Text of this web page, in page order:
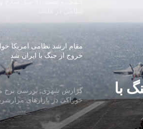
با
مقام ارشد نظامی امریکا
خروج از جنگ با ایران شد
گزارش شهری: بررسی نرخ
خوراکی در بازارهای